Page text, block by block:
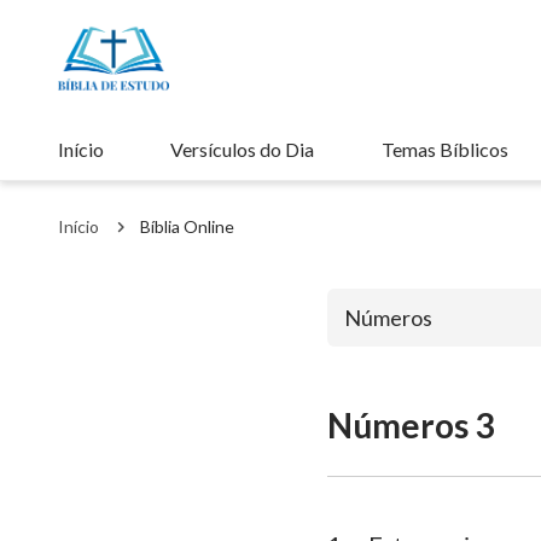
Início Versículos do Dia Temas Bíblicos
Início Bíblia Online
Números
Antigo
Números 3